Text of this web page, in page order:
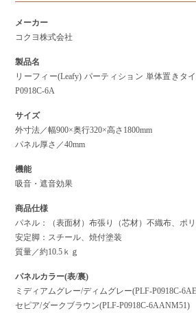
メーカー
コクヨ株式会社
製品名
リーフィー(Leafy) パーティション 単体置きタ
P0918C-6A
サイズ
外寸法／幅900×奥行320×高さ1800mm
パネル厚さ／40mm
機能
吸音・遮音効果
商品仕様
パネル：（表面材）布張り（芯材）不織布、ポ
安定脚：スチール、焼付塗装
質量／約10.5ｋｇ
パネルカラー(表/裏)
ミディアムグレー/ディムグレー(PLF-P0918C-
セピア/ダークブラウン(PLF-P0918C-6AANM51)